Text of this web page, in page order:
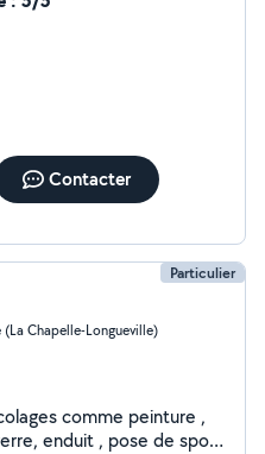
Contacter
Particulier
Chapelle-Longueville)
comme peinture ,
enduit , pose de spots